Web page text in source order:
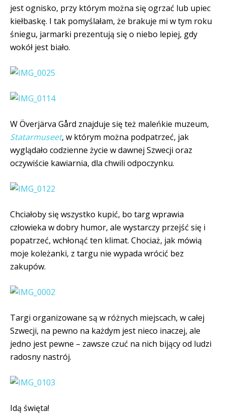
jest ognisko, przy którym można się ogrzać lub upiec
kiełbaskę. I tak pomyślałam, że brakuje mi w tym roku
śniegu, jarmarki prezentują się o niebo lepiej, gdy
wokół jest biało.
WÖverjärva Gård znajduje się też maleńkie muzeum,
Statarmuseet, w którym można podpatrzeć, jak
wyglądało codzienne życie w dawnej Szwecji oraz
oczywiście kawiarnia, dla chwili odpoczynku.
Chciałoby się wszystko kupić, bo targ wprawia
człowieka w dobry humor, ale wystarczy przejść się i
popatrzeć, wchłonąć ten klimat. Chociaż, jak mówią
moje koleżanki, z targu nie wypada wrócić bez
zakupów.
Targi organizowane są w różnych miejscach, w całej
Szwecji, na pewno na każdym jest nieco inaczej, ale
jedno jest pewne – zawsze czuć na nich bijący od ludzi
radosny nastrój.
Idą święta!